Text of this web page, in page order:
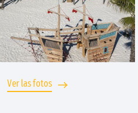
Ver las fotos